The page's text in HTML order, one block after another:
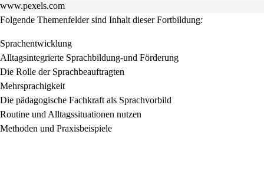
www.pexels.com
Folgende Themenfelder sind Inhalt dieser Fortbildung:
Sprachentwicklung
Alltagsintegrierte Sprachbildung-und Förderung
Die Rolle der Sprachbeauftragten
Mehrsprachigkeit
Die pädagogische Fachkraft als Sprachvorbild
Routine und Alltagssituationen nutzen
Methoden und Praxisbeispiele